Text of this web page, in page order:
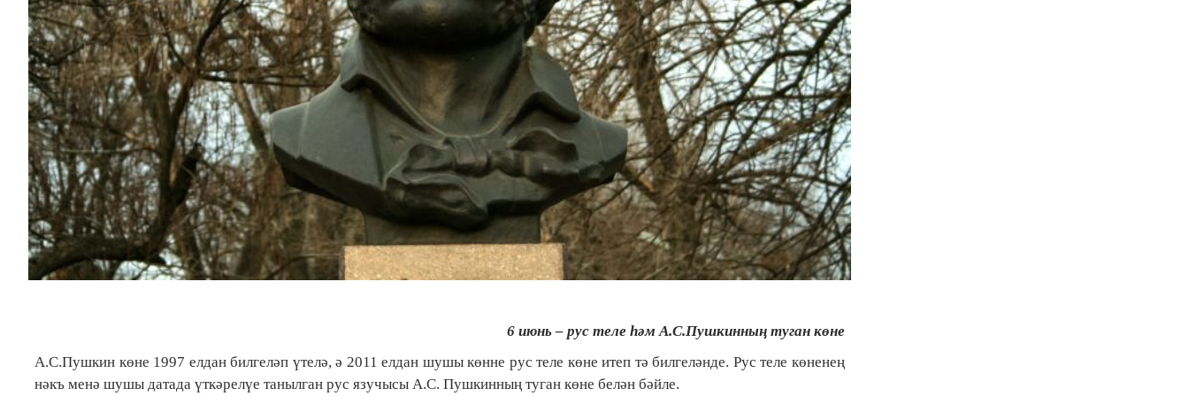
6 июнь – рус теле һәм А.С.Пушкинның туган көне
А.С.Пушкин көне 1997 елдан билгеләп үтелә, ә 2011 елдан шушы көнне рус теле көне итеп тә билгеләнде. Рус теле көненең
нәкъ менә шушы датада үткәрелүе танылган рус язучысы А.С. Пушкинның туган көне белән бәйле.